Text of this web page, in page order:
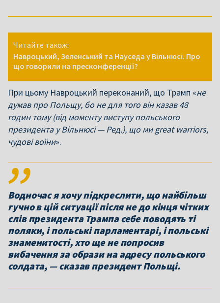
Читайте також:
Навроцький, Зеленський та Науседа у Вільнюсі. Про
що говорили на пресконференції?
При цьому Навроцький переконаний, що Трамп «не
думав про Польщу, бо не для того він казав 48
годин тому (від моменту виступу польського
президента у Вільнюсі — Ред.), що ми great warriors,
чудові воїни».
Водночас я хочу підкреслити, що найбільш
гучно в цій ситуації після не до кінця чітких
слів президента Трампа себе поводять ті
поляки, і польські парламентарі, і польські
знаменитості, хто ще не попросив
вибачення за образи на адресу польського
солдата, — сказав президент Польщі.